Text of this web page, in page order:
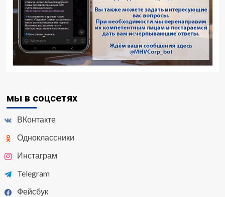
мы в соцсетях
ВКонтакте
Одноклассники
Инстаграм
Telegram
Фейсбук